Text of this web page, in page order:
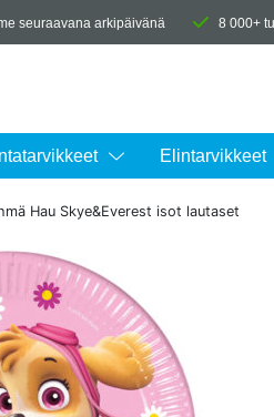
seuraavana arkipäivänä 8 000+
Elintarvikkeet
Hau Skye&Everest isot lautaset